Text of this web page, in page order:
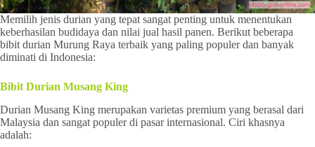
Memilih jenis durian yang tepat sangat penting untuk menentukan
keberhasilan budidaya dan nilai jual hasil panen. Berikut beberapa
bibit durian Murung Raya terbaik yang paling populer dan banyak
diminati di Indonesia:
Bibit Durian Musang King
Durian Musang King merupakan varietas premium yang berasal dari
Malaysia dan sangat populer di pasar internasional. Ciri khasnya
adalah: